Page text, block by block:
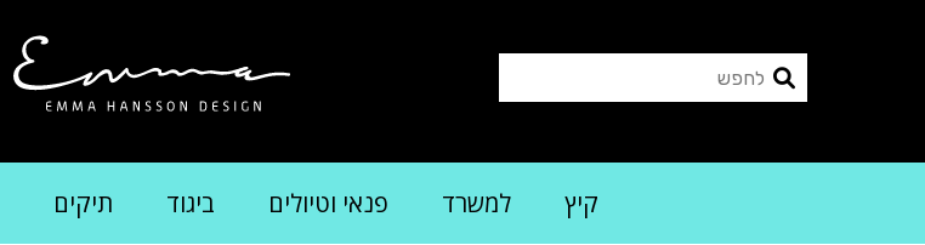
קיץ למשרד פנאי וטיולים ביגוד תיקים